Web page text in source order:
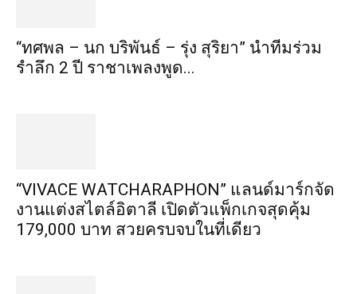
“ทศพล – นก บริพันธ์ – รุ่ง สุริยา” นำทีมร่วม
รำลึก 2 ปี ราชาเพลงพูด...
“VIVACE WATCHARAPHON” แลนด์มาร์กจัด
งานแต่งสไตล์อิตาลี เปิดตัวแพ็กเกจสุดคุ้ม
179,000 บาท สวยครบจบในที่เดียว